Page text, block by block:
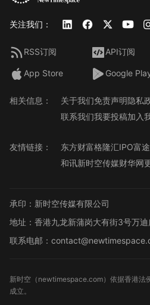
关注我们：
RSS订阅 API订阅
App Store Google
相关信息： 关于我们免责声明隐私
联系我们我要投稿加入
友情链接： 东方财富格隆汇IPO富
和讯新时空传媒财华网
承印：新时空传媒有限公司
地址：香港九龙新蒲岗大有街3号万迪
联系电邮：
新时空（ newtimespace.com）依据香港法
成立。